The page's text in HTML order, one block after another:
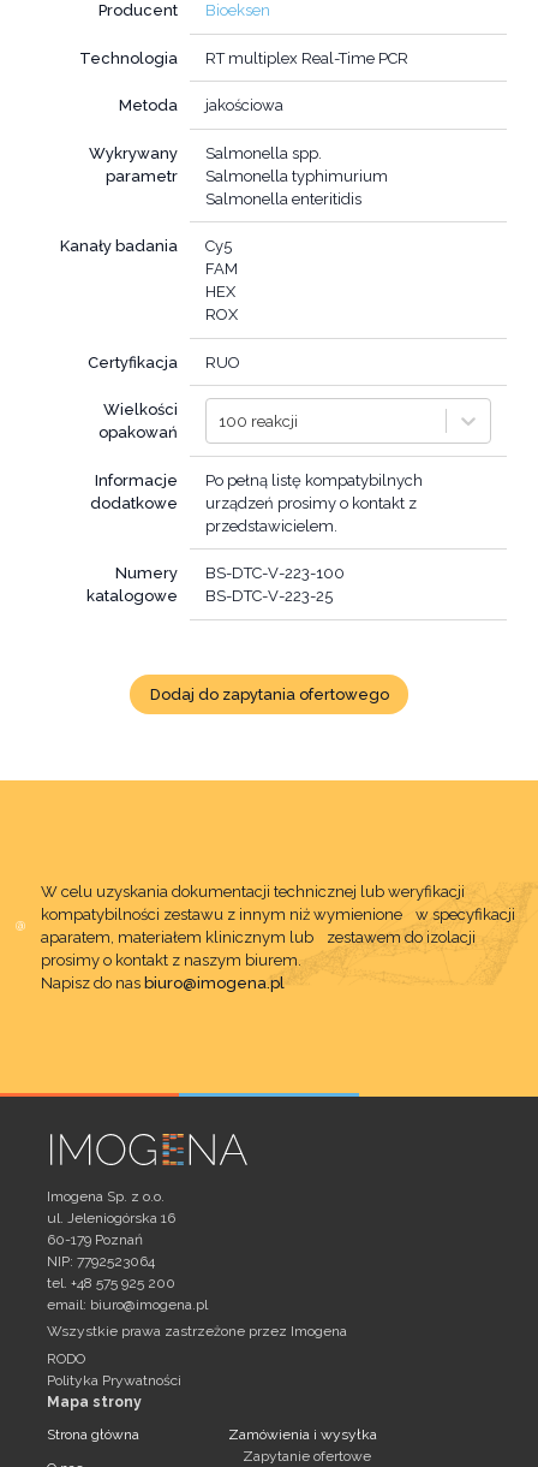
Producent Bioeksen
Technologia RT multiplex Real-Time PCR
Metoda jakościowa
Wykrywany
parametr
Salmonella spp.
Salmonella typhimurium
Salmonella enteritidis
Kanały badania
Cy5
FAM
HEX
ROX
Certyfikacja RUO
Wielkości
opakowań
100 reakcji
Informacje
dodatkowe
Po pełną listę kompatybilnych
urządzeń prosimy o kontakt z
przedstawicielem.
Numery
katalogowe
BS-DTC-V-223-100
BS-DTC-V-223-25
Dodaj do zapytania ofertowego
W celu uzyskania dokumentacji technicznej lub weryfikacji
kompatybilności zestawu z innym niż wymienione w specyfikacji
aparatem, materiałem klinicznym lub zestawem do izolacji
prosimy o kontakt z naszym biurem.
Napisz do nas biuro@imogena.pl
Imogena Sp. z o.o.
ul. Jeleniogórska 16
60-179 Poznań
NIP: 7792523064
tel. +48 575 925 200
email: biuro@imogena.pl
Wszystkie prawa zastrzeżone przez Imogena
RODO
Polityka Prywatności
Mapa strony
Strona główna
Zamówienia i wysyłka
Zapytanie ofertowe